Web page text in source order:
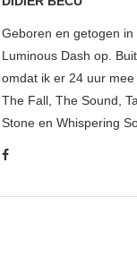
Geboren en getogen
Luminous Dash op.
omdat ik er 24 uur
The Fall, The Sound,
Stone en Whispering